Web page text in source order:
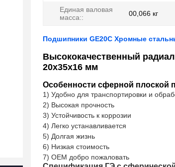
Единая валовая
масса::
00,066 кг
Подшипники GE20C Хромные
Высококачественный
20x35x16 мм
Особенности сферной плоской
1) Удобно для транспортировки и
2) Высокая прочность
3) Устойчивость к коррозии
4) Легко устанавливается
5) Долгая жизнь
6) Низкая стоимость
7) OEM добро пожаловать